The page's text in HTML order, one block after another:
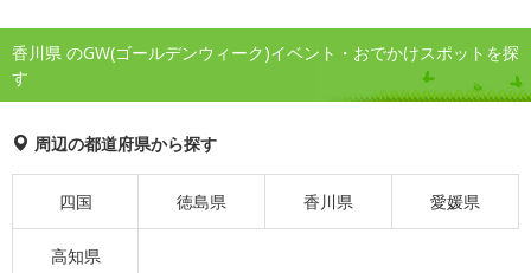
香川県 のGW(ゴールデンウィーク)イベント・おでかけスポットを探
す
周辺の都道府県から探す
四国 徳島県 香川県 愛媛県
高知県